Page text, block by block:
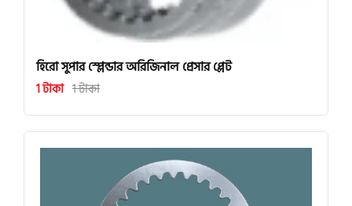
হিরো সুপার স্প্লেন্ডার অরিজিনাল প্রেসার প্লেট
1 টাকা 1 টাকা